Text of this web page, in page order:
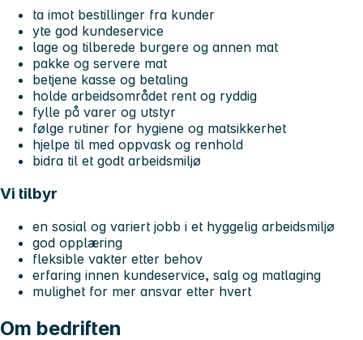
ta imot bestillinger fra kunder
yte god kundeservice
lage og tilberede burgere og annen mat
pakke og servere mat
betjene kasse og betaling
holde arbeidsområdet rent og ryddig
fylle på varer og utstyr
følge rutiner for hygiene og matsikkerhet
hjelpe til med oppvask og renhold
bidra til et godt arbeidsmiljø
Vi tilbyr
en sosial og variert jobb i et hyggelig arbeidsmiljø
god opplæring
fleksible vakter etter behov
erfaring innen kundeservice, salg og matlaging
mulighet for mer ansvar etter hvert
Om bedriften